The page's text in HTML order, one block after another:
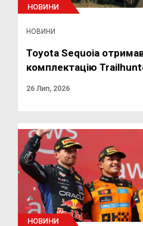
НОВИНИ
НОВИНИ
Toyota Sequoia
комплектацію
26 Лип, 2026
НОВИНИ